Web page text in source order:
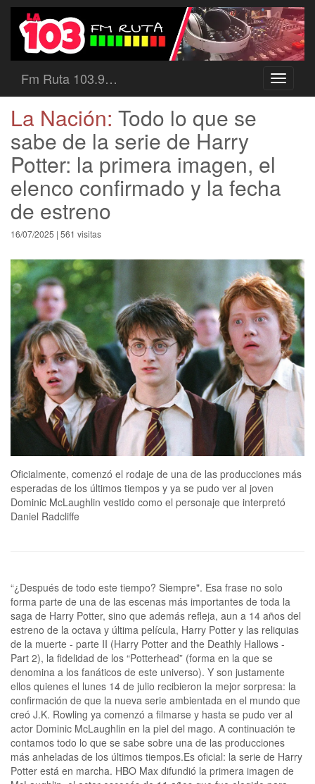
Toggle
Fm Ruta 103.9…
La Nación: Todo lo que se
sabe de la serie de Harry
Potter: la primera imagen, el
elenco confirmado y la fecha
de estreno
16/07/2025 | 561 visitas
Oficialmente, comenzó el rodaje de una de las producciones más
esperadas de los últimos tiempos y ya se pudo ver al joven
Dominic McLaughlin vestido como el personaje que interpretó
Daniel Radcliffe
“¿Después de todo este tiempo? Siempre". Esa frase no solo
forma parte de una de las escenas más importantes de toda la
saga de Harry Potter, sino que además refleja, aun a 14 años del
estreno de la octava y última película, Harry Potter y las reliquias
de la muerte - parte II (Harry Potter and the Deathly Hallows -
Part 2), la fidelidad de los “Potterhead” (forma en la que se
denomina a los fanáticos de este universo). Y son justamente
ellos quienes el lunes 14 de julio recibieron la mejor sorpresa: la
confirmación de que la nueva serie ambientada en el mundo que
creó J.K. Rowling ya comenzó a filmarse y hasta se pudo ver al
actor Dominic McLaughlin en la piel del mago. A continuación te
contamos todo lo que se sabe sobre una de las producciones
más anheladas de los últimos tiempos.Es oficial: la serie de Harry
Potter está en marcha. HBO Max difundió la primera imagen de